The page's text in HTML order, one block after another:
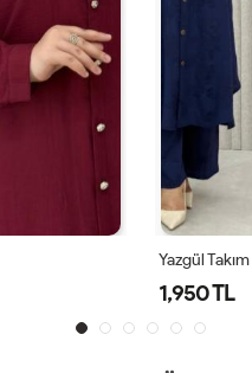
Alya Takım
1,950 TL